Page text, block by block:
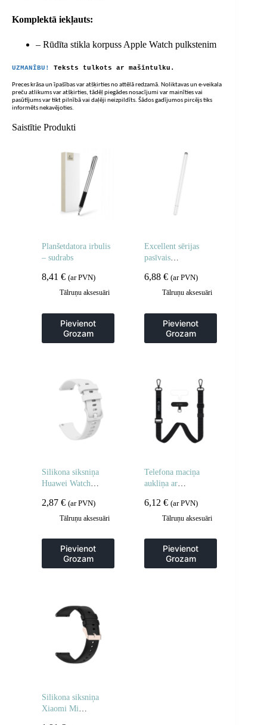
Komplektā iekļauts:
– Rūdīta stikla korpuss Apple Watch pulkstenim
UZMANĪBU! Teksts tulkots ar mašīntulku.
Preces krāsa un īpašības var atšķirties no attēlā redzamā. Noliktavas un e-veikala
preču atlikums var atšķirties, tādēļ piegādes nosacījumi var mainīties vai
pasūtījums var tikt pilnībā vai daļēji neizpildīts. Šādos gadījumos pircējs tiks
informēts nekavējoties.
Saistītie Produkti
Planšetdatora irbulis
– sudrabs
8,41 € (ar PVN)
Tālruņu aksesuāri
Pievienot
Grozam
Excellent sērijas
pasīvais
kapacitatīvajiem
ekrāniem – balts
6,88€ (ar PVN)
Tālruņu aksesuāri
Pievienot
Grozam
Silikona siksniņa
Huawei Watch
viedpulkstenim –
2,87 € (ar PVN)
Tālruņu aksesuāri
Pievienot
Grozam
Telefona maciņa
aukliņa ar
– melna
6,12€ (ar PVN)
Tālruņu aksesuāri
Pievienot
Grozam
Silikona siksniņa
Xiaomi Mi